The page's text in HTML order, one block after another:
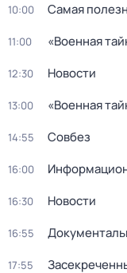
10:00 Самая
11:00 «Военная
12:30 Новости
13:00 «Военная
14:55 Совбез
16:00
16:30 Новости
16:55
17:55